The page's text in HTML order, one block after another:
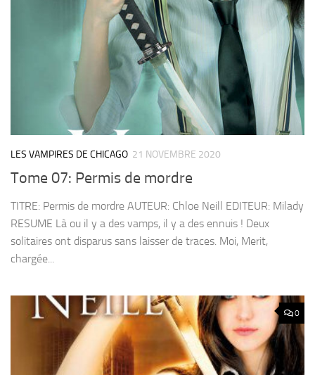
LES VAMPIRES DE CHICAGO 21 NOVEMBRE 2020
Tome 07: Permis de mordre
TITRE: Permis de mordre AUTEUR: Chloe Neill EDITEUR: Milady
RESUME Là ou il y a des vamps, il y a des ennuis ! Deux
solitaires ont disparus sans laisser de traces. Moi, Merit,
chargée...
0